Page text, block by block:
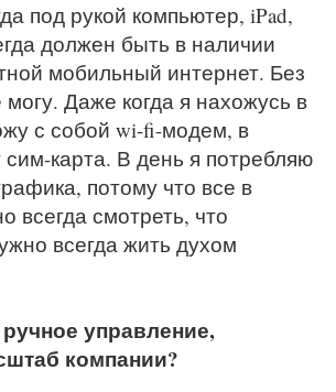
под рукой компьютер, iPad,
должен быть в наличии
мобильный интернет. Без
могу. Даже когда я нахожусь в
с собой wi-fi-модем, в
сим-карта. В день я потребляю
потому что все в
всегда смотреть, что
всегда жить духом
управление,
компании?